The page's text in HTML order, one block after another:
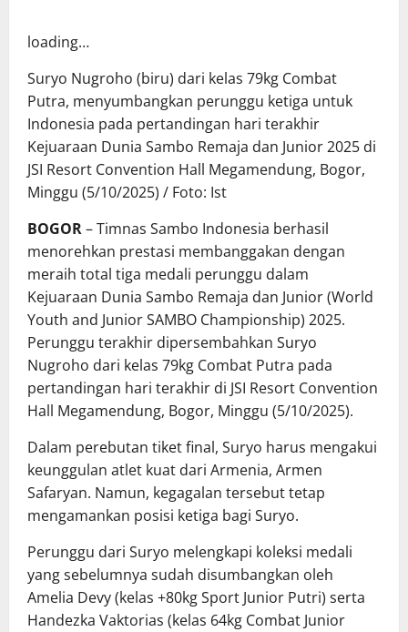
loading…
Suryo Nugroho (biru) dari kelas 79kg Combat
Putra, menyumbangkan perunggu ketiga untuk
Indonesia pada pertandingan hari terakhir
Kejuaraan Dunia Sambo Remaja dan Junior 2025 di
JSI Resort Convention Hall Megamendung, Bogor,
Minggu (5/10/2025) / Foto: Ist
BOGOR– Timnas Sambo Indonesia berhasil
menorehkan prestasi membanggakan dengan
meraih total tiga medali perunggu dalam
Kejuaraan Dunia Sambo Remaja dan Junior (World
Youth and Junior SAMBO Championship) 2025.
Perunggu terakhir dipersembahkan Suryo
Nugroho dari kelas 79kg Combat Putra pada
pertandingan hari terakhir di JSI Resort Convention
Hall Megamendung, Bogor, Minggu (5/10/2025).
Dalam perebutan tiket final, Suryo harus mengakui
keunggulan atlet kuat dari Armenia, Armen
Safaryan. Namun, kegagalan tersebut tetap
mengamankan posisi ketiga bagi Suryo.
Perunggu dari Suryo melengkapi koleksi medali
yang sebelumnya sudah disumbangkan oleh
Amelia Devy (kelas +80kg Sport Junior Putri) serta
Handezka Vaktorias (kelas 64kg Combat Junior